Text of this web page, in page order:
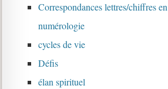
Correspondances lettres/chiffres en
numérologie
cycles de vie
Défis
élan spirituel